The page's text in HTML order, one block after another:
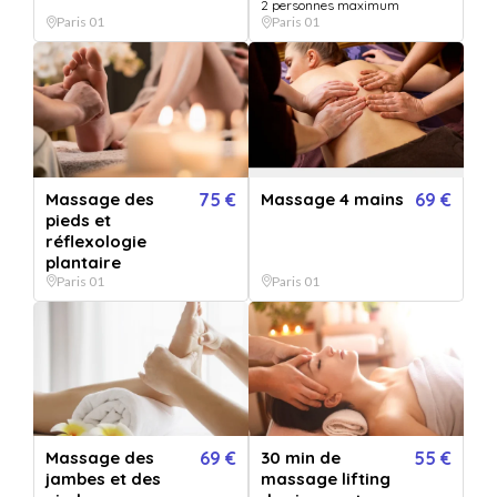
Paris 01
2 personnes maximum
Paris 01
Massage des
pieds et
réflexologie
plantaire
75 €
Paris 01
Massage 4 mains 69 €
Paris 01
Massage des
jambes et des
69 €
30 min de
massage lifting
55 €
En cas d'annulation du rendez-vous, merci de nous contacter 48h
à l'avance.
Comment ça marche ?
et personnalise mon bon cadeau directement en ligne
Je reçois
le bon cadeau immédiatement par mail ou par voie postale